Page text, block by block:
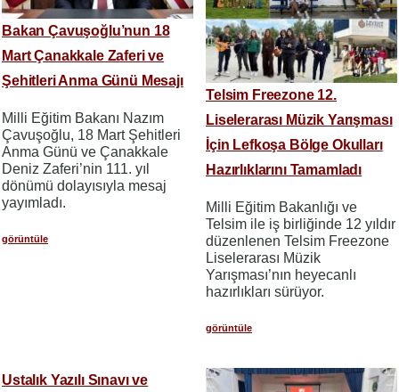
Bakan Çavuşoğlu’nun 18
Mart Çanakkale Zaferi ve
Şehitleri Anma Günü Mesajı
Milli Eğitim Bakanı Nazım
Çavuşoğlu, 18 Mart Şehitleri
Anma Günü ve Çanakkale
Deniz Zaferi’nin 111. yıl
dönümü dolayısıyla mesaj
yayımladı.
görüntüle
Telsim Freezone 12.
Liselerarası Müzik Yarışması
İçin Lefkoşa Bölge Okulları
Hazırlıklarını Tamamladı
Milli Eğitim Bakanlığı ve
Telsim ile iş birliğinde 12 yıldır
düzenlenen Telsim Freezone
Liselerarası Müzik
Yarışması’nın heyecanlı
hazırlıkları sürüyor.
görüntüle
Ustalık Yazılı Sınavı ve